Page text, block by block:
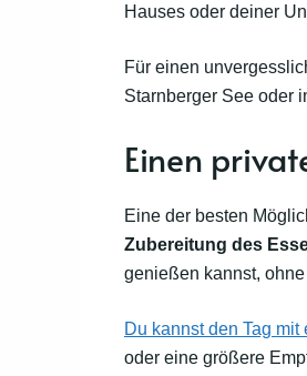
Hauses oder deiner
Für einen
Starnberger See oder
Einen
Eine der besten
Zubereitung des
genießen kannst,
Du kannst den Tag
oder eine größere